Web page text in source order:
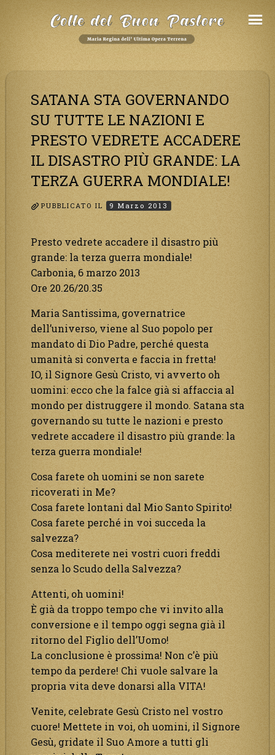
SATANA STA GOVERNANDO
SU TUTTE LE NAZIONI E
PRESTO VEDRETE ACCADERE
IL DISASTRO PIÙ GRANDE: LA
TERZA GUERRA MONDIALE!
PUBBLICATO IL 9 Marzo 2013
Presto vedrete accadere il disastro più
grande: la terza guerra mondiale!
Carbonia, 6 marzo 2013
Ore 20.26/20.35
Maria Santissima, governatrice
dell’universo, viene al Suo popolo per
mandato di Dio Padre, perché questa
umanità si converta e faccia in fretta!
IO, il Signore Gesù Cristo, vi avverto oh
uomini: ecco che la falce già si affaccia al
mondo per distruggere il mondo. Satana sta
governando su tutte le nazioni e presto
vedrete accadere il disastro più grande: la
terza guerra mondiale!
Cosa farete oh uomini se non sarete
ricoverati in Me?
Cosa farete lontani dal Mio Santo Spirito!
Cosa farete perché in voi succeda la
salvezza?
Cosa mediterete nei vostri cuori freddi
senza lo Scudo della Salvezza?
Attenti, oh uomini!
È già da troppo tempo che vi invito alla
conversione e il tempo oggi segna già il
ritorno del Figlio dell’Uomo!
La conclusione è prossima! Non c’è più
tempo da perdere! Chi vuole salvare la
propria vita deve donarsi alla VITA!
Venite, celebrate Gesù Cristo nel vostro
cuore! Mettete in voi, oh uomini, il Signore
Gesù, gridate il Suo Amore a tutti gli